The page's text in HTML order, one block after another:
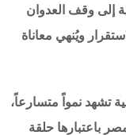
إلى وقف العدوان
ويُنهي معاناة
تشهد نمواً متسارعاً،
باعتبارها حلقة